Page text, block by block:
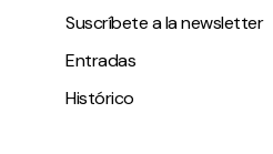
Suscríbete a la newsletter
Entradas
Histórico